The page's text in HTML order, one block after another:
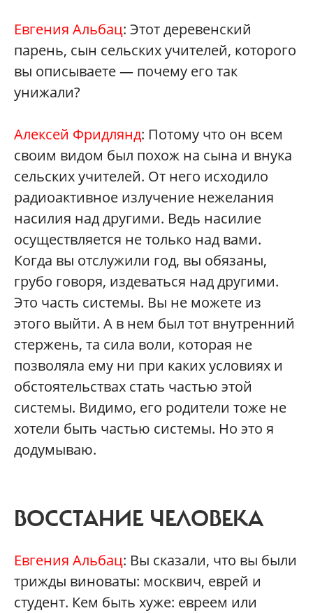
Евгения Альбац: Этот деревенский
парень, сын сельских учителей, которого
вы описываете — почему его так
унижали?
Алексей Фридлянд: Потому что он всем
своим видом был похож на сына и внука
сельских учителей. От него исходило
радиоактивное излучение нежелания
насилия над другими. Ведь насилие
осуществляется не только над вами.
Когда вы отслужили год, вы обязаны,
грубо говоря, издеваться над другими.
Это часть системы. Вы не можете из
этого выйти. А в нем был тот внутренний
стержень, та сила воли, которая не
позволяла ему ни при каких условиях и
обстоятельствах стать частью этой
системы. Видимо, его родители тоже не
хотели быть частью системы. Но это я
додумываю.
ВОССТАНИЕ ЧЕЛОВЕКА
Евгения Альбац: Вы сказали, что вы были
трижды виноваты: москвич, еврей и
студент. Кем быть хуже: евреем или